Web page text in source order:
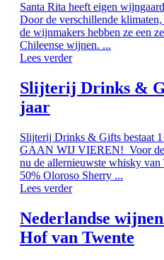
Santa Rita heeft eigen
Door de verschillende
de wijnmakers hebben ze een
Chileense wijnen. ...
Lees verder
Slijterij Drinks &
jaar
Slijterij Drinks & Gifts bestaat
GAAN WIJ VIEREN! Voor
nu de allernieuwste whisky
50% Oloroso Sherry ...
Lees verder
Nederlandse
Hof van Twente